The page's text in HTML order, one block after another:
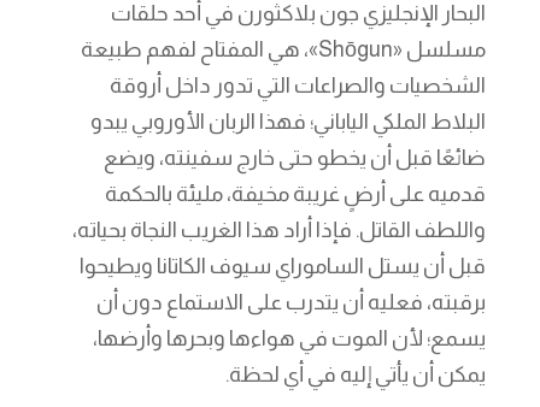
البحار الإنجليزي جون بلاكثورن في أحد حلقات
مسلسل «Shōgun»، هي المفتاح لفهم طبيعة
الشخصيات والصراعات التي تدور داخل أروقة
البلاط الملكي الياباني؛ فهذا الربان الأوروبي يبدو
ضائعًا قبل أن يخطو حتى خارج سفينته، ويضع
قدميه على أرضٍ غريبة مخيفة، مليئة بالحكمة
واللطف القاتل. فإذا أراد هذا الغريب النجاة بحياته،
قبل أن يستل الساموراي سيوف الكاتانا ويطيحوا
برقبته، فعليه أن يتدرب على الاستماع دون أن
يسمع؛ لأن الموت في هواءها وبحرها وأرضها،
يمكن أن يأتي إليه في أي لحظة.